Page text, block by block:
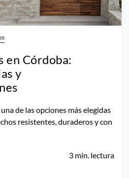
en Córdoba:
y
de las opciones más elegidas
resistentes, duraderos y con
3 min. lectura